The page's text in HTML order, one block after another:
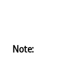
Note: